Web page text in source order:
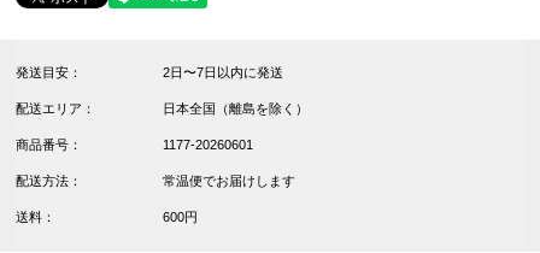
発送目安： 2日〜7日以内に発送
配送エリア： 日本全国（離島を除く）
商品番号： 1177-20260601
配送方法： 常温便でお届けします
送料： 600円